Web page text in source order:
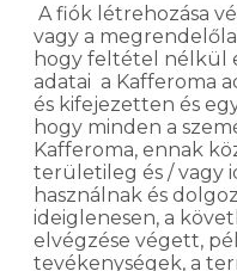
A fiók létrehozása
vagy a
hogy feltétel nélkül
adatai a Kafferoma
és kifejezetten és
hogy minden a
Kafferoma, ennak
területileg és / vagy
használnak és
ideiglenesen, a
elvégzése végett,
tevékenységek, a